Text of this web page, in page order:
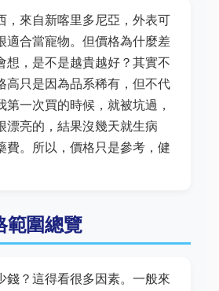
，來自新喀里多尼亞，外表可
適合當寵物。但價格為什麼差
想，是不是越貴越好？其實不
高只是因為品系稀有，但不代
第一次買的時候，就被坑過，
漂亮的，結果沒幾天就生病
費。所以，價格只是參考，健
範圍總覽
錢？這得看很多因素。一般來